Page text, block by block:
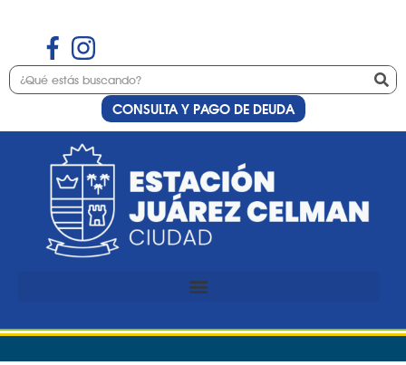
CONSULTA Y PAGO DE DEUDA